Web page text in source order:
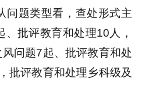
问题类型看，查处形式主
、批评教育和处理10人，
问题7起、批评教育和处
批评教育和处理乡科级及